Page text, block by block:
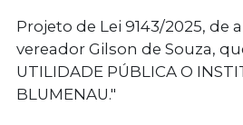
Projeto de Lei 9143/2025, de
vereador Gilson de Souza,
UTILIDADE PÚBLICA O
BLUMENAU."